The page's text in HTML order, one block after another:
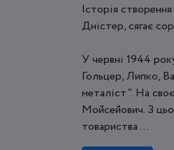
Історія
Дністер, сягає
У червні 1944
Гольцер, Липко,
металіст". На
Мойсейович. З
товариства ...